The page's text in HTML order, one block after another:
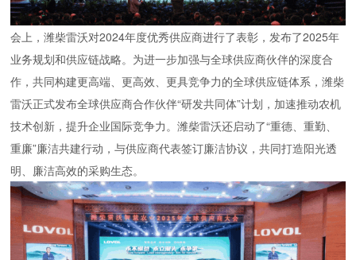
会上，潍柴雷沃对2024年度优秀供应商进行了表彰，发布了2025年
业务规划和供应链战略。为进一步加强与全球供应商伙伴的深度合
作，共同构建更高端、更高效、更具竞争力的全球供应链体系，潍柴
雷沃正式发布全球供应商合作伙伴“研发共同体”计划，加速推动农机
技术创新，提升企业国际竞争力。潍柴雷沃还启动了“重德、重勤、
重廉”廉洁共建行动，与供应商代表签订廉洁协议，共同打造阳光透
明、廉洁高效的采购生态。